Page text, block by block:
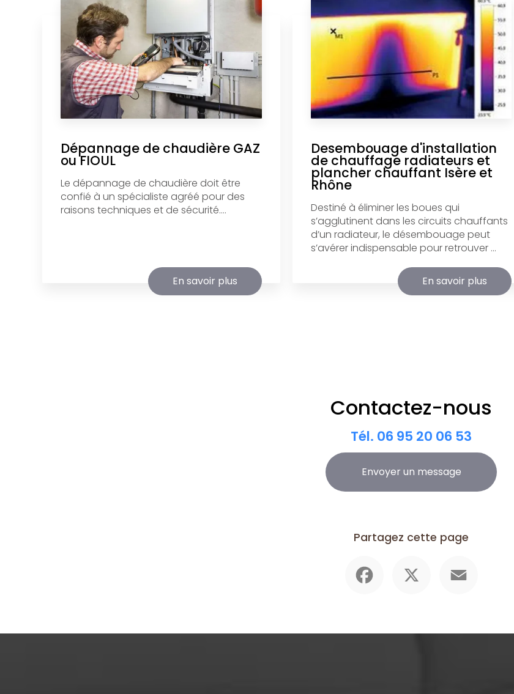
Dépannage de chaudière GAZ
ou FIOUL
Le dépannage de chaudière doit être
confié à un spécialiste agréé pour des
raisons techniques et de sécurité....
En savoir plus
Desembouage d'installation
de chauffage radiateurs et
plancher chauffant Isère et
Rhône
Destiné à éliminer les boues qui
s’agglutinent dans les circuits chauffants
d’un radiateur, le désembouage peut
s’avérer indispensable pour retrouver ...
En savoir plus
Contactez-nous
Tél. 06 95 20 06 53
Envoyer un message
Partagez cette page